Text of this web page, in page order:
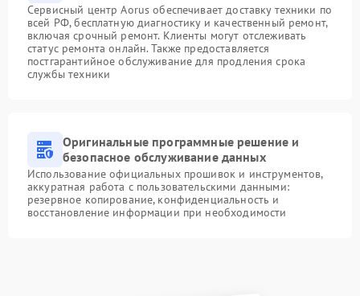
Сервисный центр Aorus обеспечивает доставку техники по
всей РФ, бесплатную диагностику и качественный ремонт,
включая срочный ремонт. Клиенты могут отслеживать
статус ремонта онлайн. Также предоставляется
постгарантийное обслуживание для продления срока
службы техники
Оригинальные программные решение и
безопасное обслуживание данных
Использование официальных прошивок и инструментов,
аккуратная работа с пользовательскими данными:
резервное копирование, конфиденциальность и
восстановление информации при необходимости